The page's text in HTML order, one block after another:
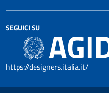
SEGUICI SU
https://designers.italia.it/